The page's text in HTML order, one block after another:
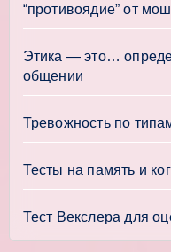
“противоядие” от
Этика — это…
общении
Тревожность по
Тесты на память и
Тест Векслера для